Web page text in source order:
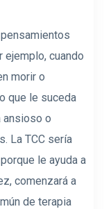
ejemplo, cuando
morir o
que le suceda
ansioso o
La TCC sería
le ayuda a
comenzará a
de terapia